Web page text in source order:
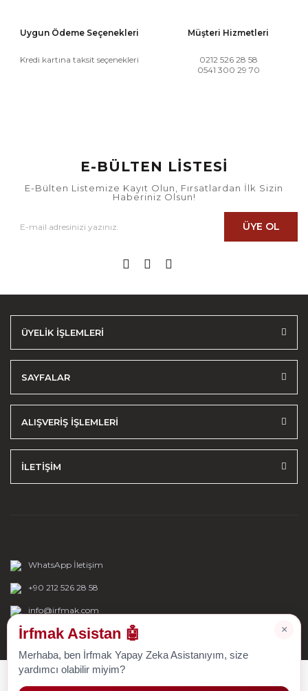
Uygun Ödeme Seçenekleri
Kredi kartına taksit seçenekleri
Müşteri Hizmetleri
0212 526 28 58
0541 300 29 70
E-BÜLTEN LİSTESİ
E-Bülten Listemize Kayıt Olun, Fırsatlardan İlk Sizin
Haberiniz Olsun!
ÜYE OL
ÜYELİK İŞLEMLERİ
SAYFALAR
ALIŞVERİŞ İŞLEMLERİ
İLETİŞİM
WhatsApp İletişim
+90 212 526 28 58
info@irfmak.com
×
İrfmak Asistan 🤖
Merhaba, ben İrfmak Yapay Zeka Asistanıyım, size
yardımcı olabilir miyim?